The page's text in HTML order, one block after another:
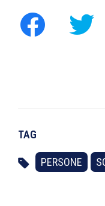
TAG
PERSONE